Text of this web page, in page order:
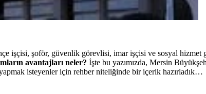
işçisi, şoför, güvenlik görevlisi, imar işçisi ve sosyal hizmet
avantajları neler? İşte bu yazımızda, Mersin
isteyenler için rehber niteliğinde bir içerik hazırladık…